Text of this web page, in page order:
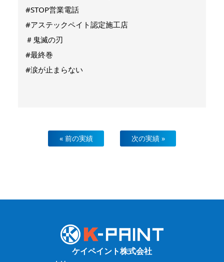
#STOP営業電話
#アステックペイト認定施工店
＃鬼滅の刃
#最終巻
#涙が止まらない
« 前の実績 次の実績 »
ケイペイント株式会社